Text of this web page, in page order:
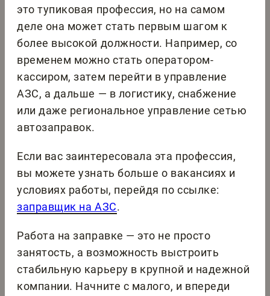
это тупиковая профессия, но на самом
деле она может стать первым шагом к
более высокой должности. Например, со
временем можно стать оператором-
кассиром, затем перейти в управление
АЗС, а дальше — в логистику, снабжение
или даже региональное управление сетью
автозаправок.
Если вас заинтересовала эта профессия,
вы можете узнать больше о вакансиях и
условиях работы, перейдя по ссылке:
заправщик на АЗС.
Работа на заправке — это не просто
занятость, а возможность выстроить
стабильную карьеру в крупной и надежной
компании. Начните с малого, и впереди